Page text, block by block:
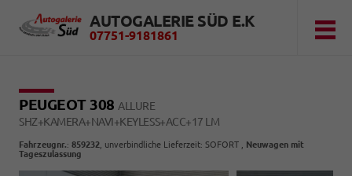
AUTOGALERIE SÜD E.K
07751-9181861
PEUGEOT 308 ALLURE
SHZ+KAMERA+NAVI+KEYLESS+ACC+17 LM
Fahrzeugnr.: 859232 , unverbindliche Lieferzeit: SOFORT , Neuwagen mit
Tageszulassung